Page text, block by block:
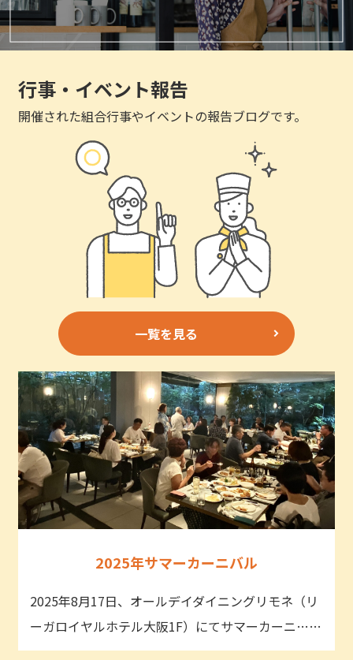
行事・イベント報告
開催された組合行事やイベントの報告ブログです。
一覧を見る
2025年サマーカーニバル
2025年8月17日、オールデイダイニングリモネ（リ
ーガロイヤルホテル大阪1F）にてサマーカーニ……